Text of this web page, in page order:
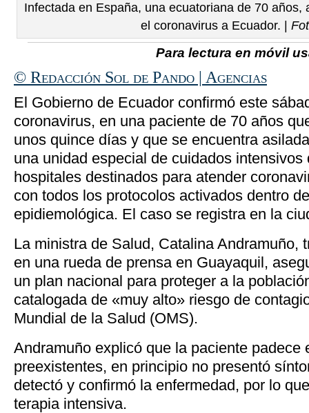
Infectada en España, una ecuatoriana de 70 años,
el coronavirus a Ecuador. |
Para lectura en móvil
© Redacción Sol de Pando | Agencias
El Gobierno de Ecuador confirmó este
coronavirus, en una paciente de 70 años
unos quince días y que se encuentra
una unidad especial de cuidados
hospitales destinados para atender
con todos los protocolos activados dentro
epidiemológica. El caso se registra en la
La ministra de Salud, Catalina Andramuño,
en una rueda de prensa en Guayaquil,
un plan nacional para proteger a la
catalogada de «muy alto» riesgo de
Mundial de la Salud (OMS).
Andramuño explicó que la paciente padece
preexistentes, en principio no presentó
detectó y confirmó la enfermedad, por lo
terapia intensiva.